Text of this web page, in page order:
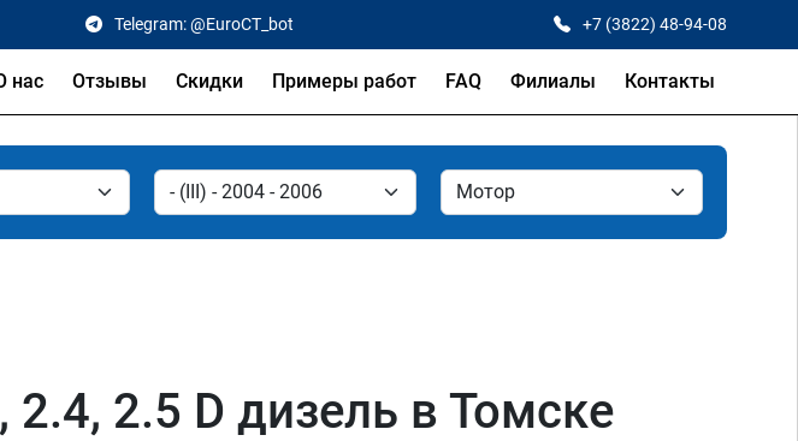
Telegram: @EuroCT_bot +7 (3822) 48-94-08
нас Отзывы Скидки Примеры работ FAQ Филиалы Контакты
2.5 D дизель в Томске